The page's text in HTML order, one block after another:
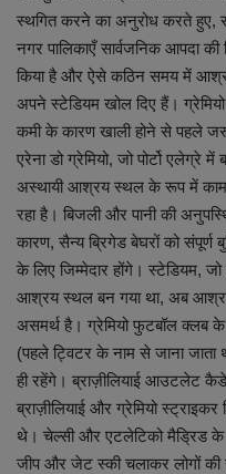
स्थगित करने का अनुरोध करते
नगर पालिकाएँ सार्वजनिक आपदा
किया है और ऐसे कठिन समय में
अपने स्टेडियम खोल दिए हैं।
कमी के कारण खाली होने से पहले
एरेना डो ग्रेमियो, जो पोर्टो एलेग्रे
अस्थायी आश्रय स्थल के रूप में काम
रहा है। बिजली और पानी की
कारण, सैन्य ब्रिगेड बेघरों को संपूर्ण
के लिए जिम्मेदार होंगे। स्टेडियम,
आश्रय स्थल बन गया था, अब
असमर्थ है। ग्रेमियो फुटबॉल क्लब
(पहले ट्विटर के नाम से जाना जाता
ही रहेंगे। ब्राज़ीलियाई आउटलेट
ब्राज़ीलियाई और ग्रेमियो
थे। चेल्सी और एटलेटिको मैड्रिड के
जीप और जेट स्की चलाकर लोगों की